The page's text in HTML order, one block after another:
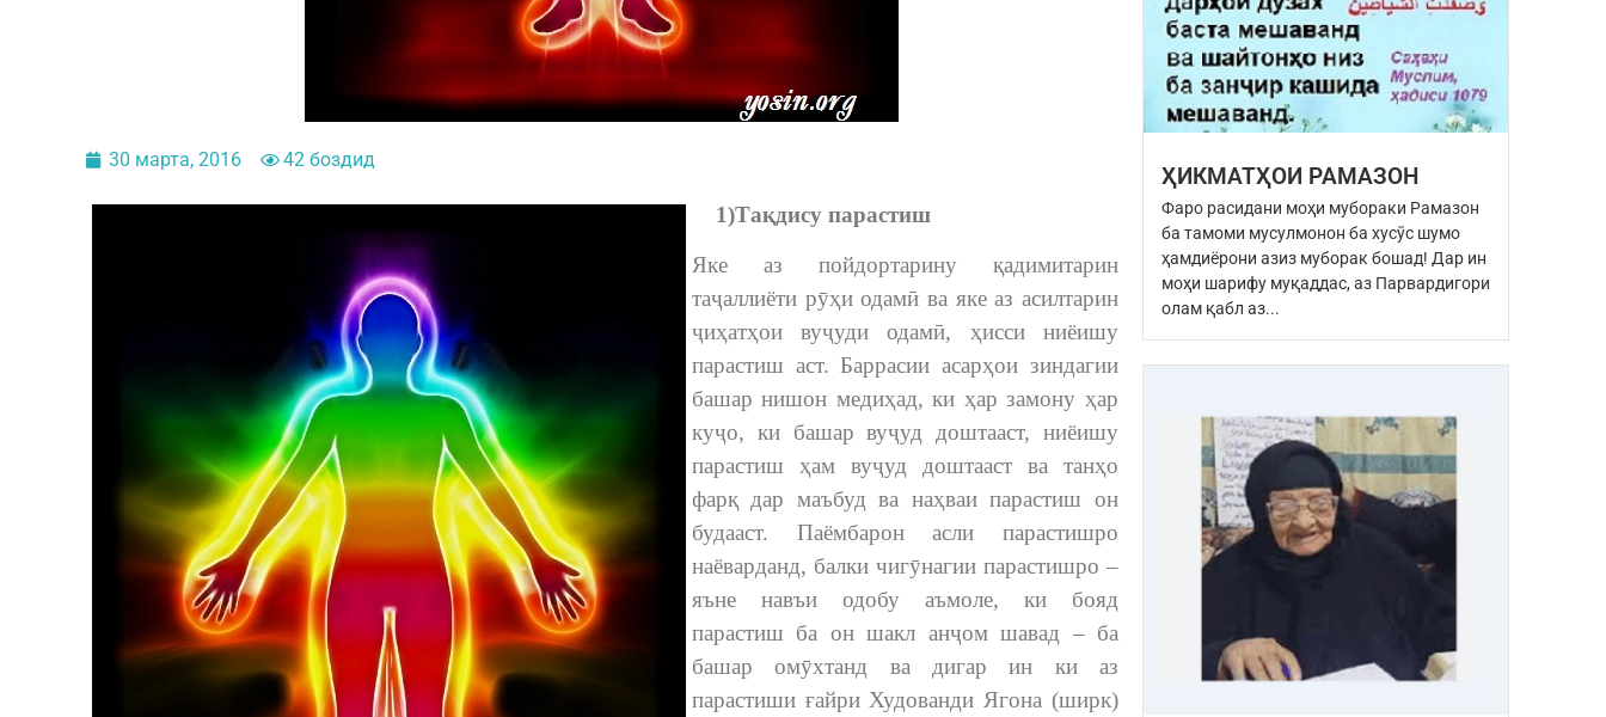
30 марта, 2016 42 боздид
1)Тақдису парастиш
Яке аз пойдортарину қадимитарин
таҷаллиёти рӯҳи одамӣ ва яке аз асилтарин
ҷиҳатҳои вуҷуди одамӣ, ҳисси ниёишу
парастиш аст. Баррасии асарҳои зиндагии
башар нишон медиҳад, ки ҳар замону ҳар
куҷо, ки башар вуҷуд доштааст, ниёишу
парастиш ҳам вуҷуд доштааст ва танҳо
фарқ дар маъбуд ва наҳваи парастиш он
будааст. Паёмбарон асли парастишро
наёварданд, балки чигӯнагии парастишро –
яъне навъи одобу аъмоле, ки бояд
парастиш ба он шакл анҷом шавад – ба
башар омӯхтанд ва дигар ин ки аз
парастиши ғайри Худованди Ягона (ширк)
ҲИКМАТҲОИ РАМАЗОН
Фаро расидани моҳи мубораки Рамазон
ба тамоми мусулмонон ба хусӯс шумо
ҳамдиёрони азиз муборак бошад! Дар ин
моҳи шарифу муқаддас, аз Парвардигори
олам қабл аз...